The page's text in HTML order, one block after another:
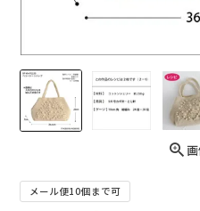
メール便10個まで可